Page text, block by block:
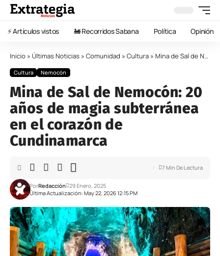
⚡️ Artículos vistos 🚂 Recorridos Sabana Política Opinión
Inicio » Últimas Noticias » Comunidad » Cultura » Mina de Sal de Nemocón: 20 años de magia subterránea en el corazón de Cundinamarca
Cultura Nemocón
Mina de Sal de Nemocón: 20
años de magia subterránea
en el corazón de
Cundinamarca
Última Actualización: May 22, 2026 12:15 PM
PorRedacción 29 Enero, 2025
7 Min De Lectura